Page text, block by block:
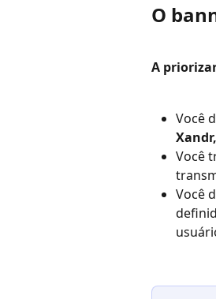
O
A
Você
Você
Você